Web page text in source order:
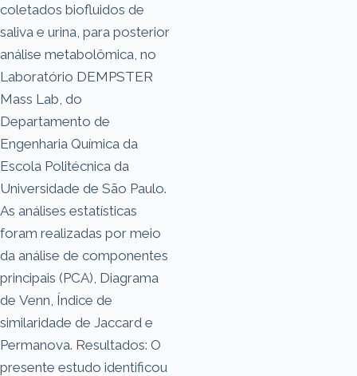
coletados biofluidos de
saliva e urina, para posterior
análise metabolômica, no
Laboratório DEMPSTER
Mass Lab, do
Departamento de
Engenharia Química da
Escola Politécnica da
Universidade de São Paulo.
As análises estatísticas
foram realizadas por meio
da análise de componentes
principais (PCA), Diagrama
de Venn, Índice de
similaridade de Jaccard e
Permanova. Resultados: O
presente estudo identificou